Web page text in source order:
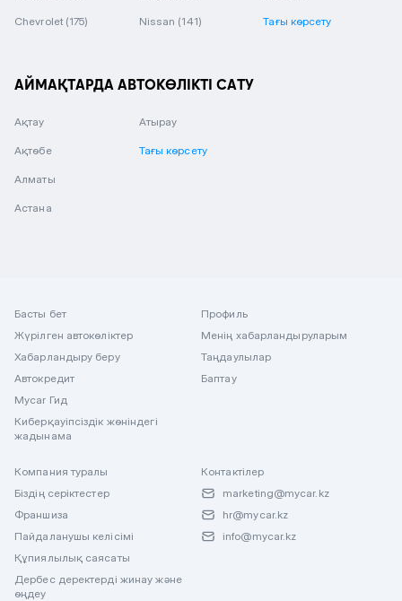
Chevrolet (175) Nissan (141) Тағы көрсету
АЙМАҚТАРДА АВТОКӨЛІКТІ САТУ
Ақтау
Ақтөбе
Алматы
Астана
Атырау
Тағы көрсету
Басты бет
Жүрілген автокөліктер
Хабарландыру беру
Автокредит
Mycar Гид
Киберқауіпсіздік жөніндегі
жадынама
Профиль
Менің хабарландыруларым
Таңдаулылар
Баптау
Компания туралы
Біздің серіктестер
Франшиза
Пайдаланушы келісімі
Құпиялылық саясаты
Дербес деректерді жинау және
өңдеу
Контактілер
marketing@mycar.kz
hr@mycar.kz
info@mycar.kz